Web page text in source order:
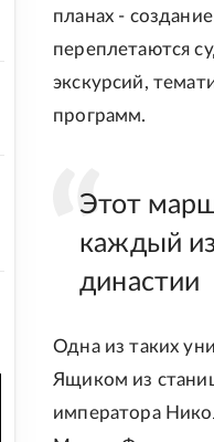
планах -
переплетаются
экскурсий,
программ.
Этот
каждый
династии
Одна из таких
Ящиком из
императора